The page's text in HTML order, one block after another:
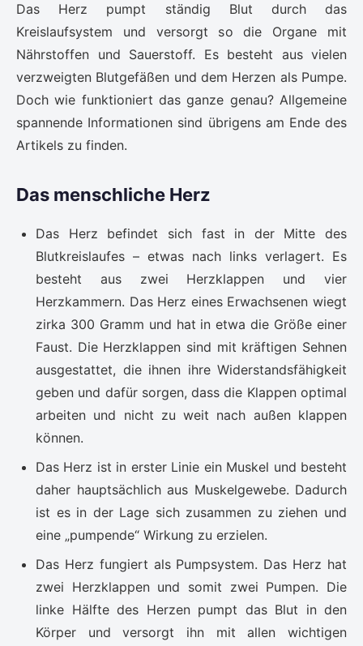
Das Herz pumpt ständig Blut durch das
Kreislaufsystem und versorgt so die Organe mit
Nährstoffen und Sauerstoff. Es besteht aus vielen
verzweigten Blutgefäßen und dem Herzen als Pumpe.
Doch wie funktioniert das ganze genau? Allgemeine
spannende Informationen sind übrigens am Ende des
Artikels zu finden.
Das menschliche Herz
Das Herz befindet sich fast in der Mitte des
Blutkreislaufes – etwas nach links verlagert. Es
besteht aus zwei Herzklappen und vier
Herzkammern. Das Herz eines Erwachsenen wiegt
zirka 300 Gramm und hat in etwa die Größe einer
Faust. Die Herzklappen sind mit kräftigen Sehnen
ausgestattet, die ihnen ihre Widerstandsfähigkeit
geben und dafür sorgen, dass die Klappen optimal
arbeiten und nicht zu weit nach außen klappen
können.
Das Herz ist in erster Linie ein Muskel und besteht
daher hauptsächlich aus Muskelgewebe. Dadurch
ist es in der Lage sich zusammen zu ziehen und
eine „pumpende“ Wirkung zu erzielen.
Das Herz fungiert als Pumpsystem. Das Herz hat
zwei Herzklappen und somit zwei Pumpen. Die
linke Hälfte des Herzen pumpt das Blut in den
Körper und versorgt ihn mit allen wichtigen